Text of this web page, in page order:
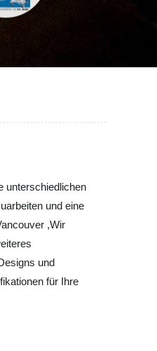
unterschiedlichen
und eine
,Wir
und
für Ihre